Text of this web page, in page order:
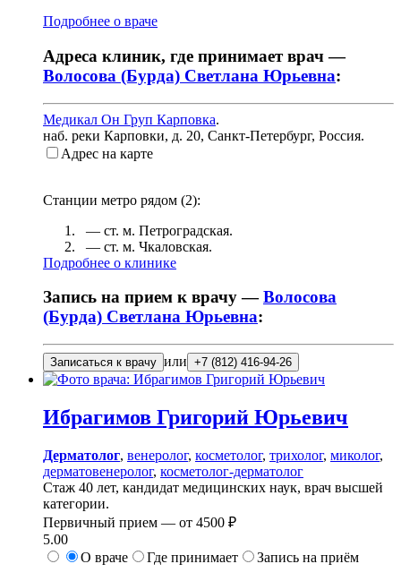
Подробнее о враче
Адреса клиник, где принимает врач —
Волосова (Бурда) Светлана Юрьевна:
Медикал Он Груп Карповка.
наб. реки Карповки, д. 20, Санкт-Петербург, Россия.
Адрес на карте
Станции метро рядом (2):
— ст. м. Петроградская.
— ст. м. Чкаловская.
Подробнее о клинике
Запись на прием к врачу —Волосова
(Бурда) Светлана Юрьевна:
Записаться к врачу или +7 (812) 416-94-26
Ибрагимов Григорий Юрьевич
Дерматолог, венеролог, косметолог, трихолог, миколог,
дерматовенеролог, косметолог-дерматолог
Стаж 40 лет, кандидат медицинских наук, врач высшей
категории.
Первичный прием — от 4500 ₽
5.00
О враче
Где принимает Запись на приём